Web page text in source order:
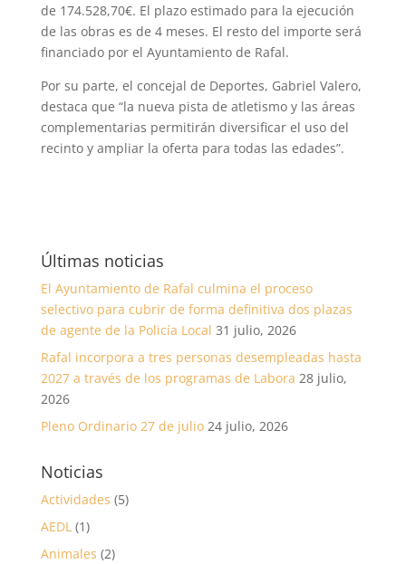
de 174.528,70€. El plazo estimado para la ejecución
de las obras es de 4 meses. El resto del importe será
financiado por el Ayuntamiento de Rafal.
Por su parte, el concejal de Deportes, Gabriel Valero,
destaca que “la nueva pista de atletismo y las áreas
complementarias permitirán diversificar el uso del
recinto y ampliar la oferta para todas las edades”.
Últimas noticias
El Ayuntamiento de Rafal culmina el proceso
selectivo para cubrir de forma definitiva dos plazas
de agente de la Policía Local 31 julio, 2026
Rafal incorpora a tres personas desempleadas hasta
2027 a través de los programas de Labora 28 julio,
2026
Pleno Ordinario 27 de julio 24 julio, 2026
Noticias
Actividades (5)
AEDL (1)
Animales (2)